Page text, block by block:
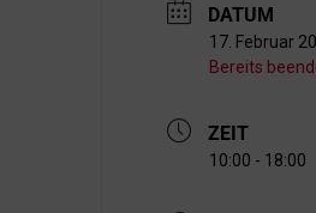
DATUM
17. Februar
Bereits
ZEIT
10:00 - 18:00